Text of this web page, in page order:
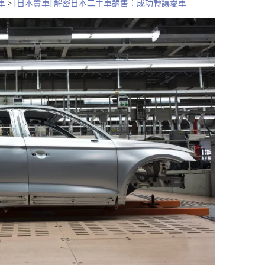
> [日本賣車] 解密日本二手車銷售：成功轉讓愛車